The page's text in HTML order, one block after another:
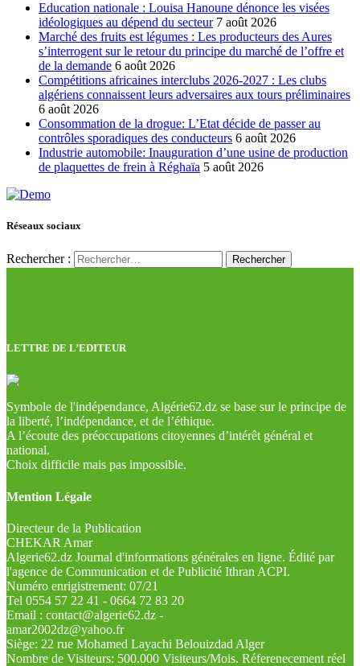
Education nationale : Louisa Hanoune dénonce les visées
idéologiques au dépend du secteur 7 août 2026
Marché des fruits est légumes : Les producteurs des Aures
s’interrogent sur le retour du principe du marché de l’offre et
de la demande 6 août 2026
Compétitions africaines interclubs 2026-2027 : Les clubs
algériens connaissent leurs adversaires aux tours préliminaires
6 août 2026
Consommation de la drogue: L’Etat décide de passer au
contrôles sporadiques des conducteurs 6 août 2026
Industrie automobile: Inauguration d’une usine de production
de plaquettes de frein à Réghaïa 5 août 2026
Réseaux sociaux
Rechercher :
LETTRE DE L’EDITEUR
Symbole de l'indépendance, Algérie62.dz se base sur le principe de
la liberté, l’indépendance, et de l’éthique.
A l’écoute des préoccupations citoyennes d’intérêt général et
national.
Choix difficile mais pas impossible.
Mention Légale
Directeur de la Publication
CHEKAR Amar
Algerie62.dz Journal d'informations générales en ligne. Édité par
l'agence de Communication et de Publicité Ithran ACPI.
Numéro enrigistrement: 07/21
Tel 0554 57 22 41 - 0664 72 83 20
Email : contact@algerie62.dz -
amar2002dz@yahoo.fr
Siège: 22 rue Mohamed Layachi Belouizdad Alger
Nombre de Visiteurs: 500.000 Visiteurs/Mois. Réferenecement réel